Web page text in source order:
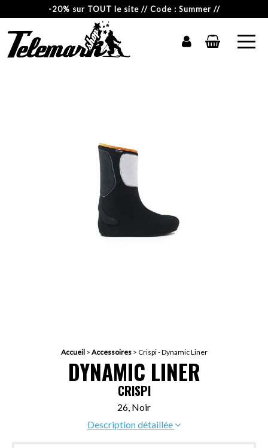
-20% sur TOUT le site // Code : Summer //
Accueil> Accessoires> Crispi - Dynamic Liner
DYNAMIC LINER
CRISPI
26, Noir
Description détaillée